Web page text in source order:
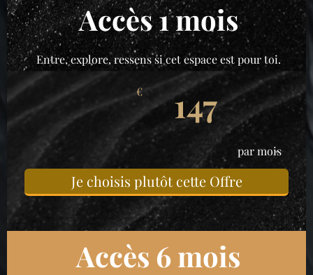
Accès 1 mois
Entre, explore, ressens si cet espace est pour toi.
€ 147
par mois
Je choisis plutôt cette Offre
Accès 6 mois